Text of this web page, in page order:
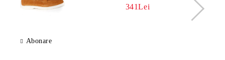
341Lei
Abonare